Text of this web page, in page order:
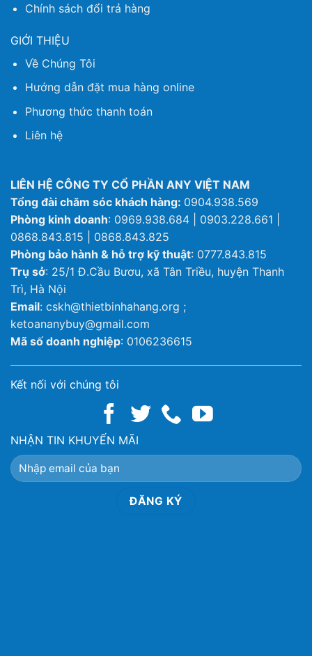
Chính sách đổi trả hàng
GIỚI THIỆU
Về Chúng Tôi
Hướng dẫn đặt mua hàng online
Phương thức thanh toán
Liên hệ
LIÊN HỆ CÔNG TY CỔ PHẦN ANY VIỆT NAM
Tổng đài chăm sóc khách hàng: 0904.938.569
Phòng kinh doanh: 0969.938.684 | 0903.228.661 |
0868.843.815 | 0868.843.825
Phòng bảo hành & hỗ trợ kỹ thuật: 0777.843.815
Trụ sở: 25/1 Đ.Cầu Bươu, xã Tân Triều, huyện Thanh
Trì, Hà Nội
Email: cskh@thietbinhahang.org ;
ketoananybuy@gmail.com
Mã số doanh nghiệp: 0106236615
Kết nối với chúng tôi
NHẬN TIN KHUYẾN MÃI